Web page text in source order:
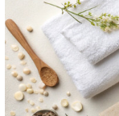
замість